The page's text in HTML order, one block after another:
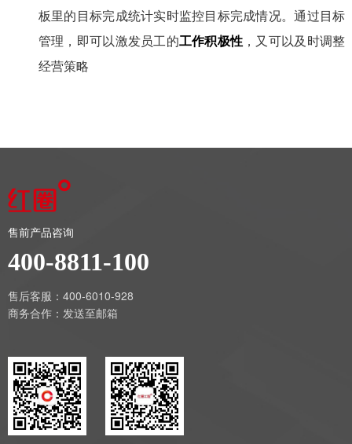
板里的目标完成统计实时监控目标完成情况。通过目标
管理，即可以激发员工的工作积极性 ，又可以及时调整
经营策略
售前产品咨询
400-8811-100
售后客服：400-6010-928
商务合作： 发送至邮箱